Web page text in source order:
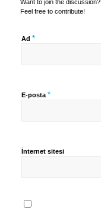
Want to join the discussion?
Feel free to contribute!
Ad *
E-posta *
İnternet sitesi